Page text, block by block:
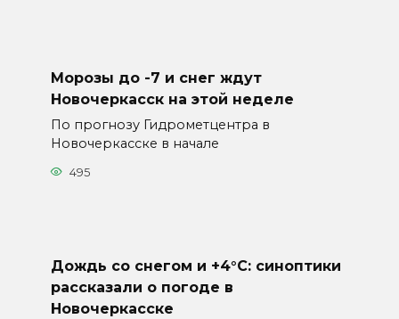
Морозы до -7 и снег ждут
Новочеркасск на этой неделе
По прогнозу Гидрометцентра в
Новочеркасске в начале
495
Дождь со снегом и +4°С: синоптики
рассказали о погоде в
Новочеркасске